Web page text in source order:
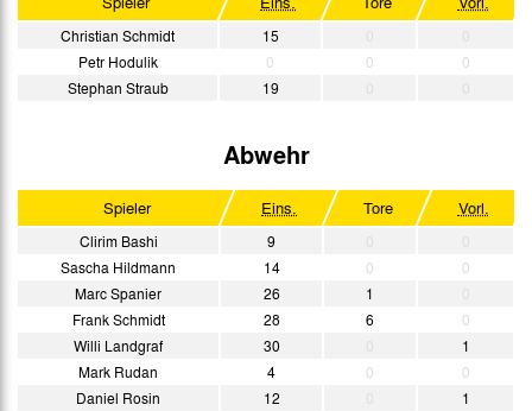
Christian Schmidt 15
Petr Hodulik
0 0
0
Stephan Straub
19
Abwehr
Spieler Eins. Tore Vorl.
Clirim Bashi 9
Sascha Hildmann
14 0
0
Marc Spanier
26 1
Frank Schmidt
28 6
0
Willi Landgraf
30
1
Mark Rudan
4 0
0
Daniel Rosin
12
1